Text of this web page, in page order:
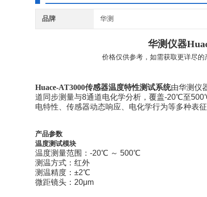
品牌 华测
华测仪器
价格仅供参考，如需获取更详尽
Huace-AT3000传感器温度特性测试系统由华测仪
道同步测量与8通道电化学分析，覆盖-20℃至
电特性、传感器动态响应、电化学行为等多种表征
产品参数
温度测试模块
温度测量范围：-20℃ ～ 500℃
测温方式：红外
测温精度：±2℃
微距镜头：20μm